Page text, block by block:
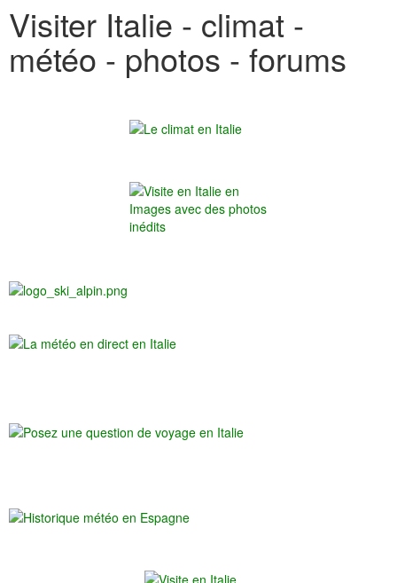
Visiter Italie - climat -
météo - photos - forums